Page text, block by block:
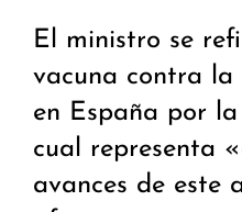
El ministro se
vacuna contra la
en España por
cual representa
avances de este